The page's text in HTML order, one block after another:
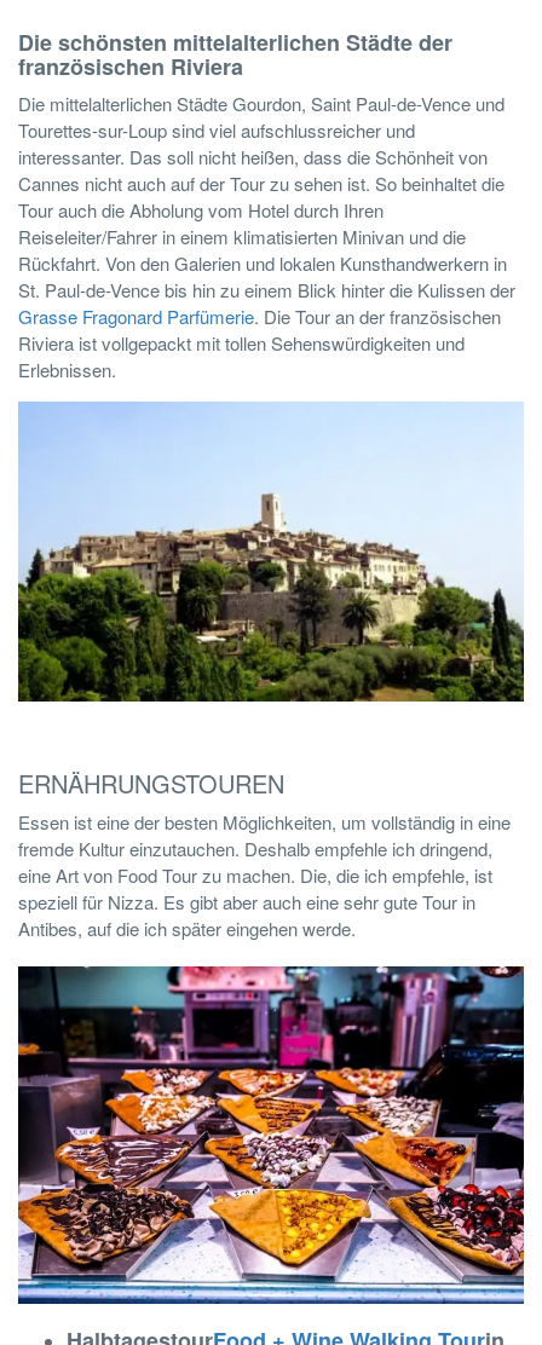
Die schönsten mittelalterlichen Städte der
französischen Riviera
Die mittelalterlichen Städte Gourdon, Saint Paul-de-Vence und
Tourettes-sur-Loup sind viel aufschlussreicher und
interessanter. Das soll nicht heißen, dass die Schönheit von
Cannes nicht auch auf der Tour zu sehen ist. So beinhaltet die
Tour auch die Abholung vom Hotel durch Ihren
Reiseleiter/Fahrer in einem klimatisierten Minivan und die
Rückfahrt. Von den Galerien und lokalen Kunsthandwerkern in
St. Paul-de-Vence bis hin zu einem Blick hinter die Kulissen der
Grasse Fragonard Parfümerie. Die Tour an der französischen
Riviera ist vollgepackt mit tollen Sehenswürdigkeiten und
Erlebnissen.
ERNÄHRUNGSTOUREN
Essen ist eine der besten Möglichkeiten, um vollständig in eine
fremde Kultur einzutauchen. Deshalb empfehle ich dringend,
eine Art von Food Tour zu machen. Die, die ich empfehle, ist
speziell für Nizza. Es gibt aber auch eine sehr gute Tour in
Antibes, auf die ich später eingehen werde.